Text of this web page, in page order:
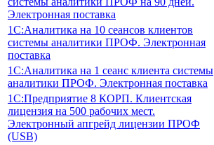
Электронная поставка
1С:Аналитика на 10 сеансов клиентов
системы аналитики ПРОФ. Электронная
поставка
1С:Аналитика на 1 сеанс клиента системы
аналитики ПРОФ. Электронная поставка
1С:Предприятие 8 КОРП. Клиентская
лицензия на 500 рабочих мест.
Электронный апгрейд лицензии ПРОФ
(USB)